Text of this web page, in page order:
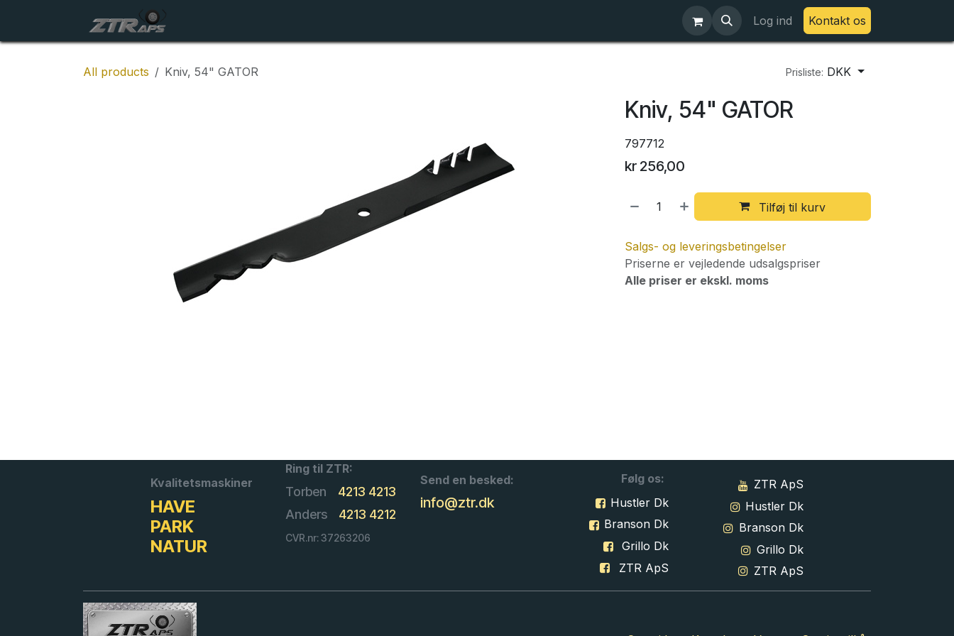
Log ind Kontakt os
All products Kniv, 54" GATOR Prisliste: DKK
Kniv, 54" GATOR
797712
kr 256,00
Tilføj til kurv
Salgs- og leveringsbetingelser
Priserne er vejledende udsalgspriser
Alle priser er ekskl. moms
Kvalitetsmaskiner
HAVE
PARK
NATUR
Ring til ZTR:
Torben
4213 4213
Anders
4213 4212
CVR.nr: 37263206
Send en besked:
info@ztr.dk
Følg os:
Hustler Dk
Branson Dk
Grillo Dk
ZTR ApS
ZTR ApS
Hustler Dk
Branson Dk
Grillo Dk
ZTR ApS